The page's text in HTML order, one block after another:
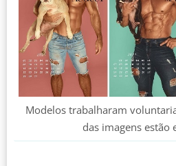
Modelos trabalharam
das imagens estão